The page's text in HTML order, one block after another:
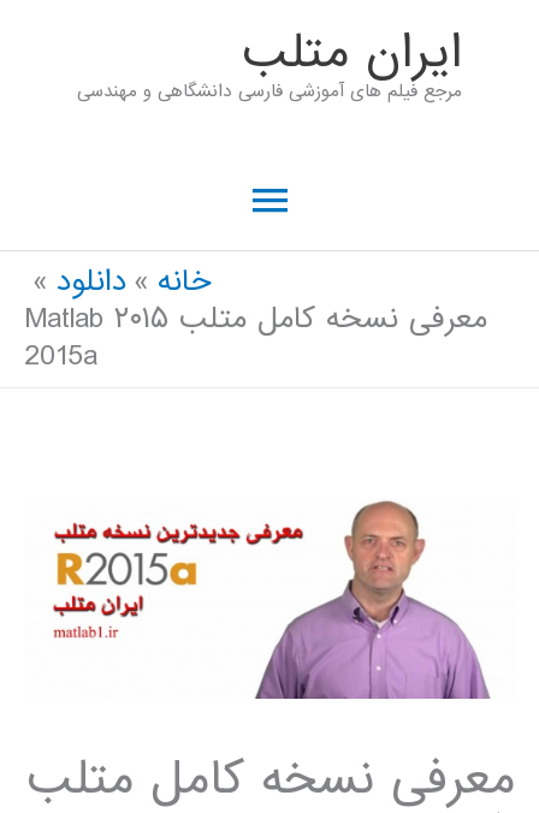
ايران متلب
مرجع فیلم های آموزشی فارسی دانشگاهی و مهندسی
فهرست
اصلیخانه
دانلود
معرفی نسخه کامل متلب ۲۰۱۵ Matlab
2015a
معرفی نسخه کامل متلب